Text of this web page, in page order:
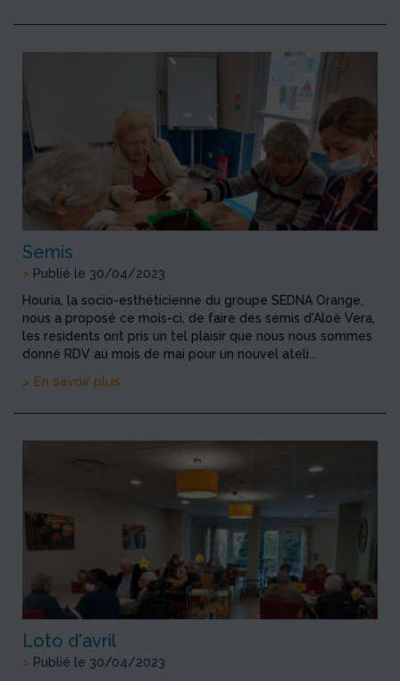
Semis
> Publié le 30/04/2023
Houria, la socio-esthéticienne du groupe SEDNA Orange,
nous a proposé ce mois-ci, de faire des semis d'Aloé Vera,
les residents ont pris un tel plaisir que nous nous sommes
donné RDV au mois de mai pour un nouvel ateli...
> En savoir plus
Loto d'avril
> Publié le 30/04/2023